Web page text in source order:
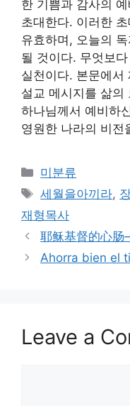
한 기쁨과 감사의
초대한다. 이러한
유효하며, 오늘의
될 것이다. 무엇보
실천이다. 본문에서
설교 메시지를 삶의
하나님께서 예비하
영원한 나라의 비전
Categories
미분류
Tags
세월을아끼라,
재형목사
耶稣基督的心
Ahorra bien el
Leave a